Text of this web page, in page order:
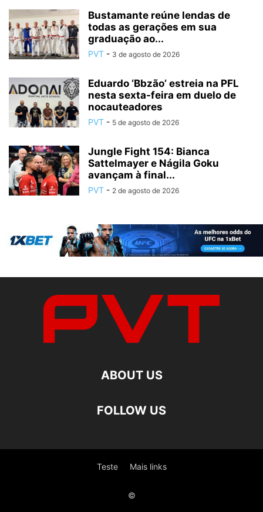
Bustamante reúne lendas de
todas as gerações em sua
graduação ao...
PVT - 3 de agosto de 2026
Eduardo ‘Bbzão’ estreia na PFL
nesta sexta-feira em duelo de
nocauteadores
PVT - 5 de agosto de 2026
Jungle Fight 154: Bianca
Sattelmayer e Nágila Goku
avançam à final...
PVT - 2 de agosto de 2026
ABOUT US
FOLLOW US
Teste Mais links
©